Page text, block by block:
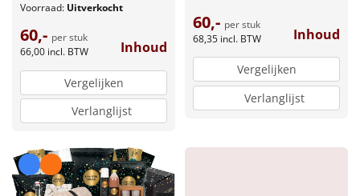
Overige
Ideeën
Personeel
Doe het zelf
Voorraad: Uitverkocht
60,- per stuk
66,00 incl. BTW Inhoud
Vergelijken
Verlanglijst
60,- per stuk
68,35 incl. BTW Inhoud
Vergelijken
Verlanglijst